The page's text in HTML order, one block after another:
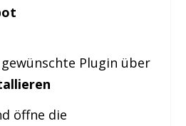
Plugin über
öffne die